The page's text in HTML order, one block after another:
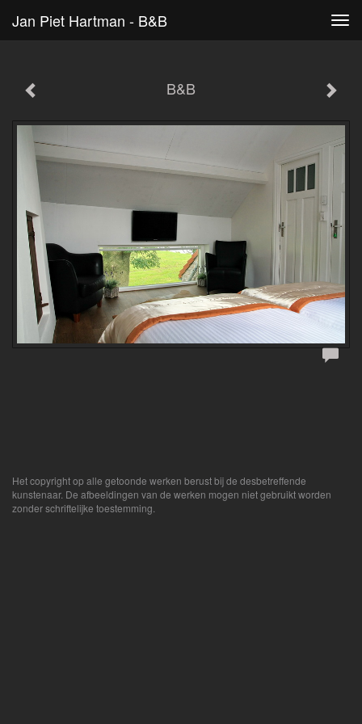
Jan Piet Hartman - B&B
B&B
Het copyright op alle getoonde werken berust bij de desbetreffende
kunstenaar. De afbeeldingen van de werken mogen niet gebruikt worden
zonder schriftelijke toestemming.